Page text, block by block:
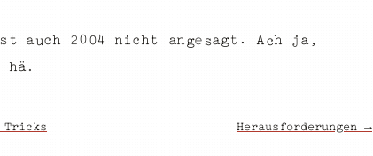
s t auc h 2 0 04 n i c ht an ge sagt . A ch j a ,
hä.
Tricks Herausforderungen →